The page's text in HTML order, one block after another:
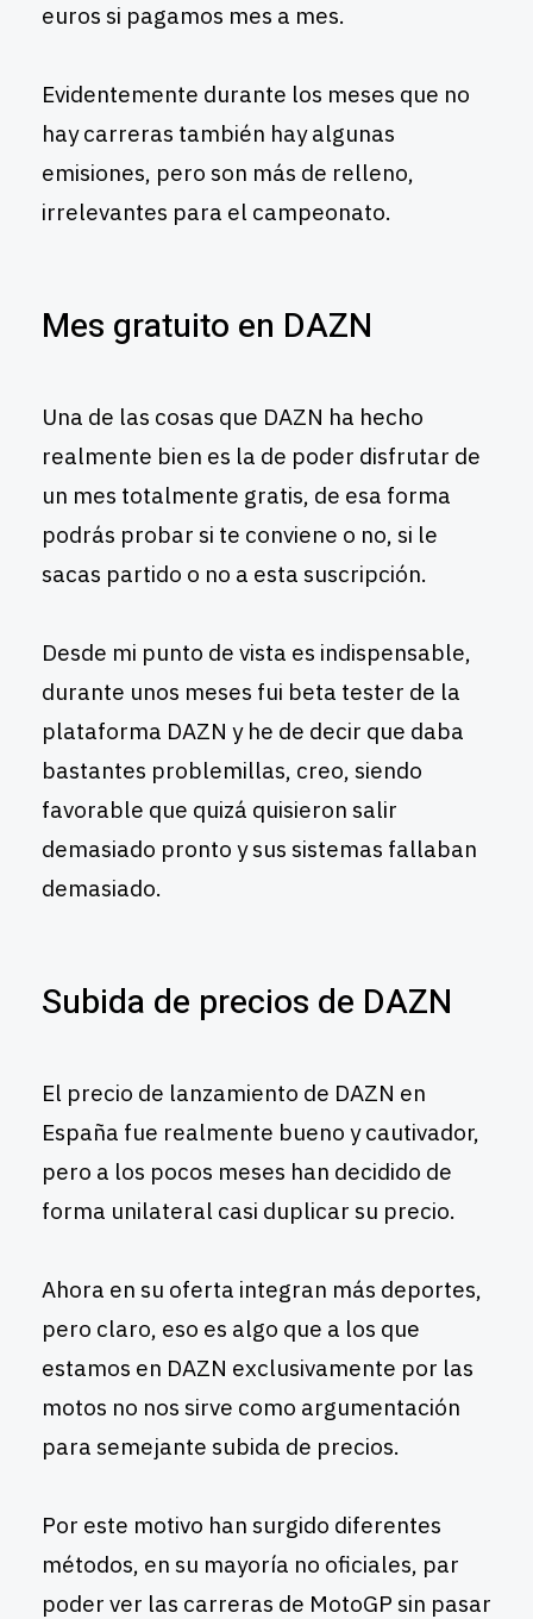
euros si pagamos mes a mes.
Evidentemente durante los meses que no
hay carreras también hay algunas
emisiones, pero son más de relleno,
irrelevantes para el campeonato.
Mes gratuito en DAZN
Una de las cosas que DAZN ha hecho
realmente bien es la de poder disfrutar de
un mes totalmente gratis, de esa forma
podrás probar si te conviene o no, si le
sacas partido o no a esta suscripción.
Desde mi punto de vista es indispensable,
durante unos meses fui beta tester de la
plataforma DAZN y he de decir que daba
bastantes problemillas, creo, siendo
favorable que quizá quisieron salir
demasiado pronto y sus sistemas fallaban
demasiado.
Subida de precios de DAZN
El precio de lanzamiento de DAZN en
España fue realmente bueno y cautivador,
pero a los pocos meses han decidido de
forma unilateral casi duplicar su precio.
Ahora en su oferta integran más deportes,
pero claro, eso es algo que a los que
estamos en DAZN exclusivamente por las
motos no nos sirve como argumentación
para semejante subida de precios.
Por este motivo han surgido diferentes
métodos, en su mayoría no oficiales, par
poder ver las carreras de MotoGP sin pasar